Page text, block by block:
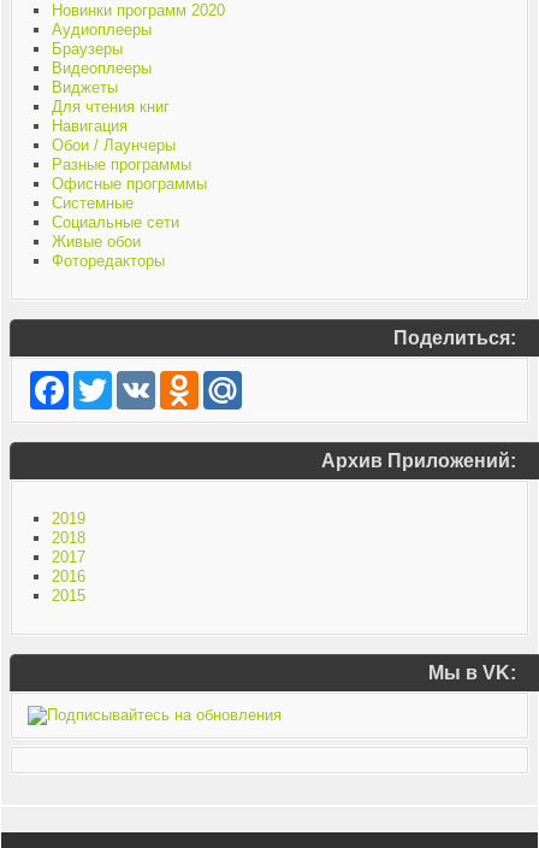
Новинки программ 2020
Аудиоплееры
Браузеры
Видеоплееры
Виджеты
Для чтения книг
Навигация
Обои / Лаунчеры
Разные программы
Офисные программы
Системные
Социальные сети
Живые обои
Фоторедакторы
Поделиться:
Facebook
TwitterVK Odnoklassniki
Mail.Ru
Архив Приложений:
2019
2018
2017
2016
2015
Мы в VK: